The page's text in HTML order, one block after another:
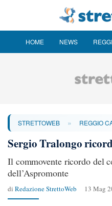
HOME NEWS
STRETTOWEB » REGGIO
Sergio Tralongo
Il commovente ricordo del
dell’Aspromonte
di Redazione StrettoWeb 13 Mag